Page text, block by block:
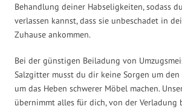
Behandlung deiner Habseligkeiten, sodass
verlassen kannst, dass sie unbeschadet in
Zuhause ankommen.
Bei der günstigen Beiladung von
Salzgitter musst du dir keine Sorgen um
um das Heben schwerer Möbel machen.
übernimmt alles für dich, von der Verladung